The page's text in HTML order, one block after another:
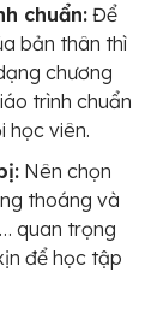
chuẩn: Để
bản thân thì
chương
trình chuẩn
học viên.
Nên chọn
thoáng và
quan trọng
để học tập